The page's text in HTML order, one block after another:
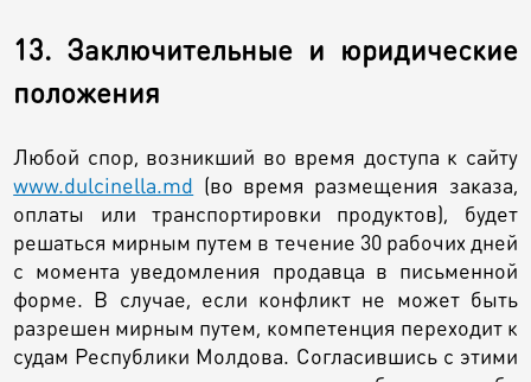
13. Заключительные и юридические
положения
Любой спор, возникший во время доступа к сайту
www.dulcinella.md (во время размещения заказа,
оплаты или транспортировки продуктов), будет
решаться мирным путем в течение 30 рабочих дней
с момента уведомления продавца в письменной
форме. В случае, если конфликт не может быть
разрешен мирным путем, компетенция переходит к
судам Республики Молдова. Согласившись с этими